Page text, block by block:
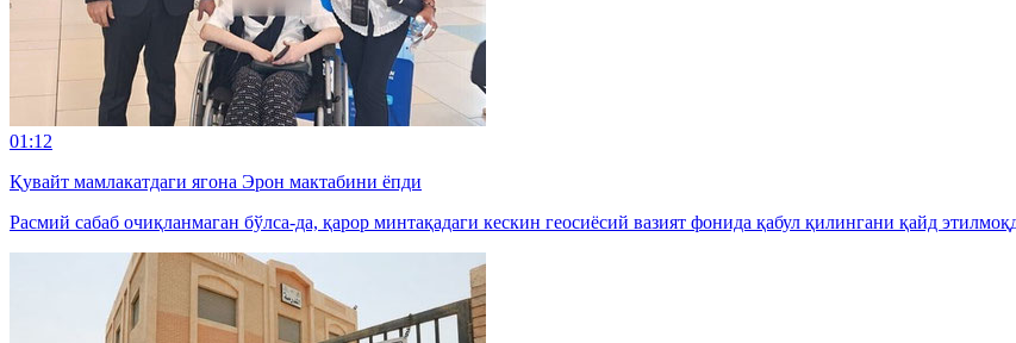
01:12
Қувайт мамлакатдаги ягона Эрон мактабини ёпди
Расмий сабаб очиқланмаган бўлса-да, қарор минтақадаги кескин геосиёсий вазият фонида қабул қилингани қайд